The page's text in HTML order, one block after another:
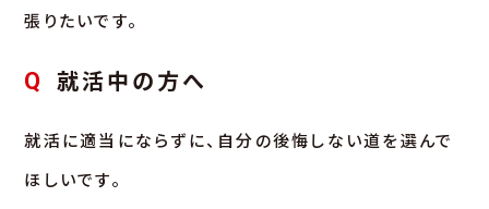
張りたいです。
Q 就活中の方へ
就活に適当にならずに、自分の後悔しない道を選んで
ほしいです。